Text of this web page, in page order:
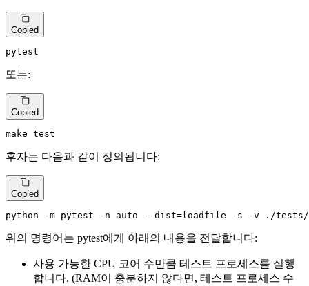
Copied
pytest
또는:
Copied
make test
후자는 다음과 같이 정의됩니다:
Copied
python -m pytest -n auto --dist=loadfile -s -v ./tests/
위의 명령어는 pytest에게 아래의 내용을 전달합니다:
사용 가능한 CPU 코어 수만큼 테스트 프로세스를 실행
합니다. (RAM이 충분하지 않다면, 테스트 프로세스 수